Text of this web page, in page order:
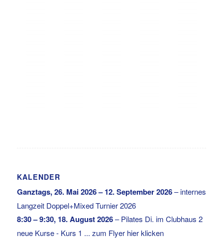
KALENDER
Ganztags,26. Mai 2026– 12. September 2026–internes
Langzeit Doppel+Mixed Turnier 2026
8:30– 9:30, 18. August 2026–Pilates Di. im Clubhaus 2
neue Kurse - Kurs 1 ... zum Flyer hier klicken